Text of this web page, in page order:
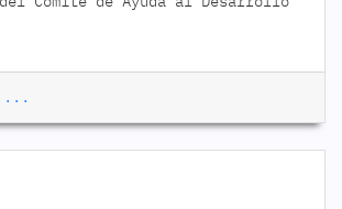
...